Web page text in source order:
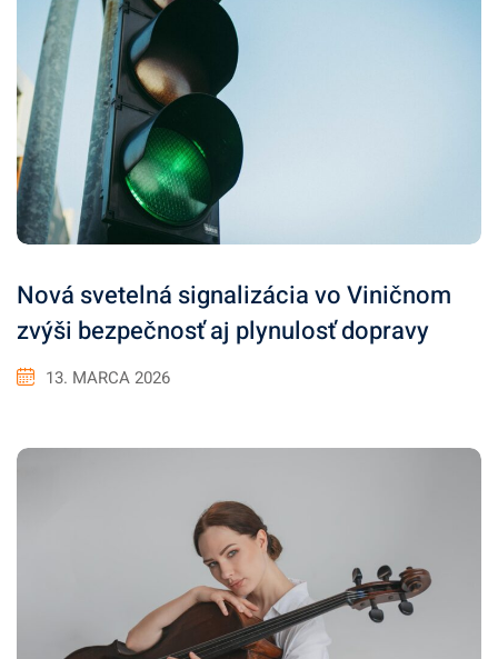
Nová svetelná signalizácia vo Viničnom
zvýši bezpečnosť aj plynulosť dopravy
13. MARCA 2026